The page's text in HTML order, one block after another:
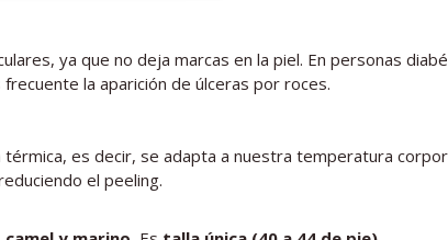
ya que no deja marcas en la piel. En personas
la aparición de úlceras por roces.
es decir, se adapta a nuestra temperatura
el peeling.